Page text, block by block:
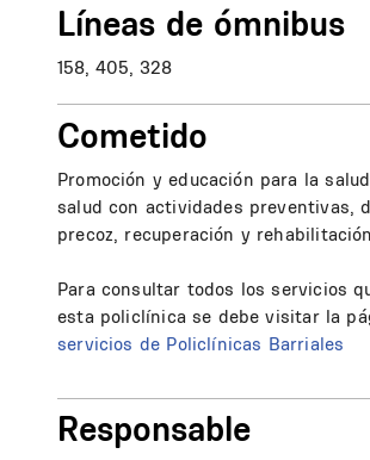
Líneas de ómnibus
158, 405, 328
Cometido
Promoción y educación para la
salud con actividades preventivas,
precoz, recuperación y
Para consultar todos los servicios
esta policlínica se debe visitar la
servicios de Policlínicas Barriales
Responsable